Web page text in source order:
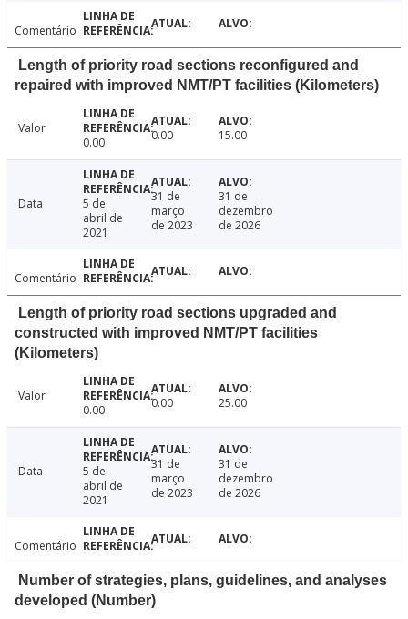
Comentário
Length of priority road sections reconfigured and
repaired with improved NMT/PT facilities (Kilometers)
Valor
0.00
0.00 15.00
Data
5 de
abril de
2021
31 de
março
de 2023
31 de
dezembro
de 2026
Comentário
Length of priority road sections upgraded and
constructed with improved NMT/PT facilities
(Kilometers)
Valor
0.00
0.00 25.00
Data
5 de
abril de
2021
31 de
março
de 2023
31 de
dezembro
de 2026
Comentário
Number of strategies, plans, guidelines, and analyses
developed (Number)